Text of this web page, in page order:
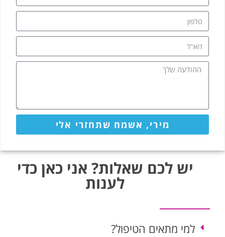
מירי, אשמח שתחזרי אלי
יש לכם שאלות? אני כאן כדי
לענות
למי מתאים הטיפול?